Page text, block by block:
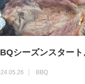
シーズンスタート
BBQ